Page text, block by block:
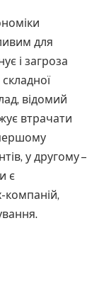
для
і загроза
відомий
втрачати
у другому –
є
компаній,